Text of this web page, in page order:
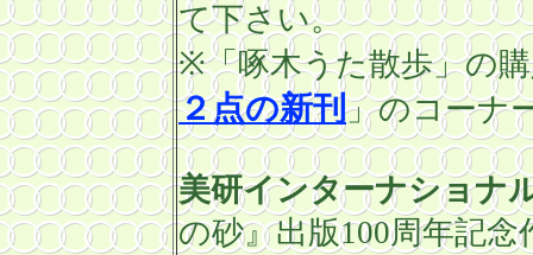
て下さい。
※「啄木うた散歩」の
２点の新刊」のコーナ
美研インターナショナ
の砂』出版100周年記念